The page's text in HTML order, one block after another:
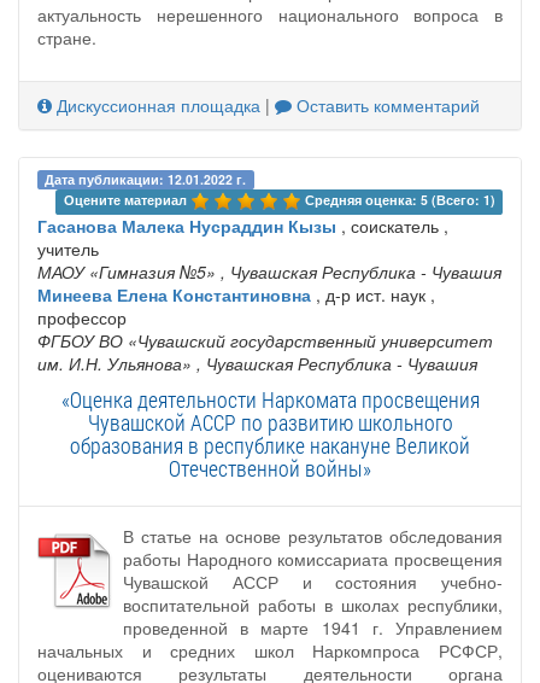
актуальность нерешенного национального вопроса в
стране.
Дискуссионная площадка | Оставить комментарий
Дата публикации: 12.01.2022 г.
Оцените материал
Средняя оценка: 5 (Всего: 1)
Гасанова Малека Нусраддин Кызы , соискатель ,
учитель
МАОУ «Гимназия №5» , Чувашская Республика - Чувашия
Минеева Елена Константиновна , д-р ист. наук ,
профессор
ФГБОУ ВО «Чувашский государственный университет
им. И.Н. Ульянова» , Чувашская Республика - Чувашия
«Оценка деятельности Наркомата просвещения
Чувашской АССР по развитию школьного
образования в республике накануне Великой
Отечественной войны»
В статье на основе результатов обследования
работы Народного комиссариата просвещения
Чувашской АССР и состояния учебно-
воспитательной работы в школах республики,
проведенной в марте 1941 г. Управлением
начальных и средних школ Наркомпроса РСФСР,
оцениваются результаты деятельности органа